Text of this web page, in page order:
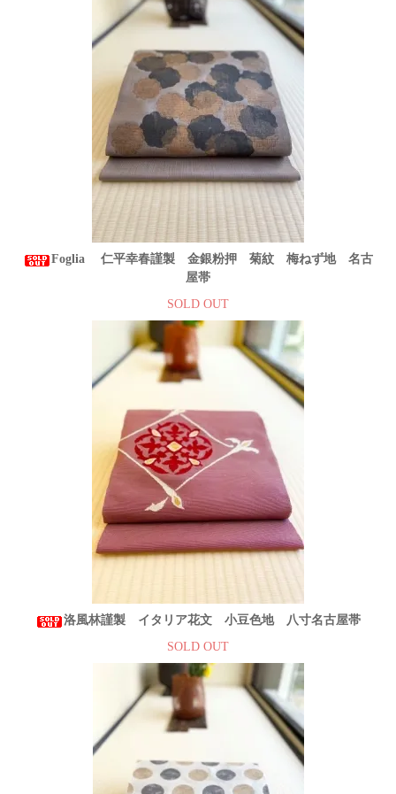
Foglia 仁平幸春謹製 金銀粉押 菊紋 梅ねず地 名古
屋帯
SOLD OUT
洛風林謹製 イタリア花文 小豆色地 八寸名古屋帯
SOLD OUT